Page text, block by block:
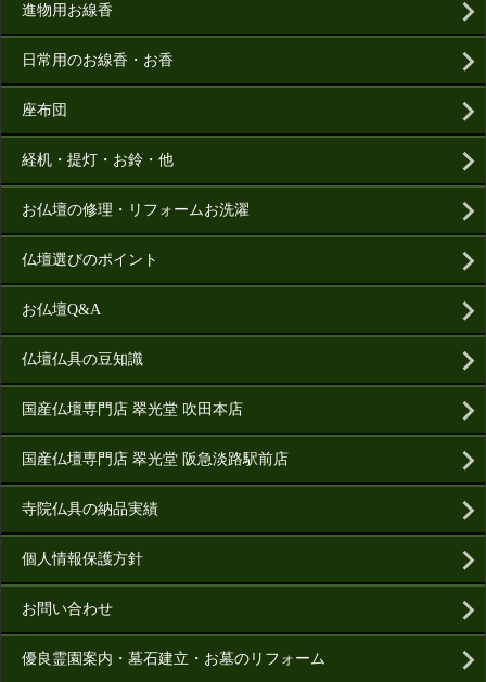
進物用お線香
日常用のお線香・お香
座布団
経机・提灯・お鈴・他
お仏壇の修理・リフォームお洗濯
仏壇選びのポイント
お仏壇Q&A
仏壇仏具の豆知識
国産仏壇専門店 翠光堂 吹田本店
国産仏壇専門店 翠光堂 阪急淡路駅前店
寺院仏具の納品実績
個人情報保護方針
お問い合わせ
優良霊園案内・墓石建立・お墓のリフォーム